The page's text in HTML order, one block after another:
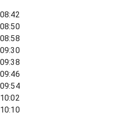
08:42
08:50
08:58
09:30
09:38
09:46
09:54
10:02
10:10